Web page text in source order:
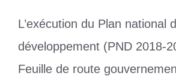
L’exécution du Plan national
développement (PND 2018-
Feuille de route